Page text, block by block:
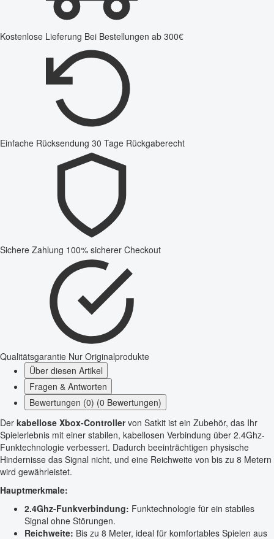
Kostenlose Lieferung Bei Bestellungen ab 300€
Einfache Rücksendung 30 Tage Rückgaberecht
Sichere Zahlung 100% sicherer Checkout
Qualitätsgarantie Nur Originalprodukte
Über diesen Artikel
Fragen & Antworten
Bewertungen (0) (0 Bewertungen)
Der kabellose Xbox-Controllervon Satkit ist ein Zubehör, das Ihr
Spielerlebnis mit einer stabilen, kabellosen Verbindung über 2.4Ghz-
Funktechnologie verbessert. Dadurch beeinträchtigen physische
Hindernisse das Signal nicht, und eine Reichweite von bis zu 8 Metern
wird gewährleistet.
Hauptmerkmale:
2.4Ghz-Funkverbindung: Funktechnologie für ein stabiles
Signal ohne Störungen.
Reichweite: Bis zu 8 Meter, ideal für komfortables Spielen aus